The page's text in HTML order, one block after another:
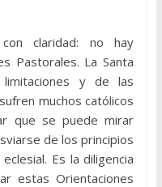
claridad: no hay
Pastorales. La Santa
y de las
muchos católicos
que se puede mirar
de los principios
Es la diligencia
estas Orientaciones